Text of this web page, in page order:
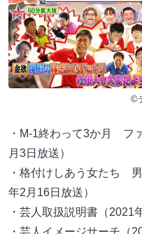
©
・M-1終わって3か月 フ
月3日放送）
・格付けしあう女たち
年2月16日放送）
・芸人取扱説明書（2021
・芸人イメージサーチ（